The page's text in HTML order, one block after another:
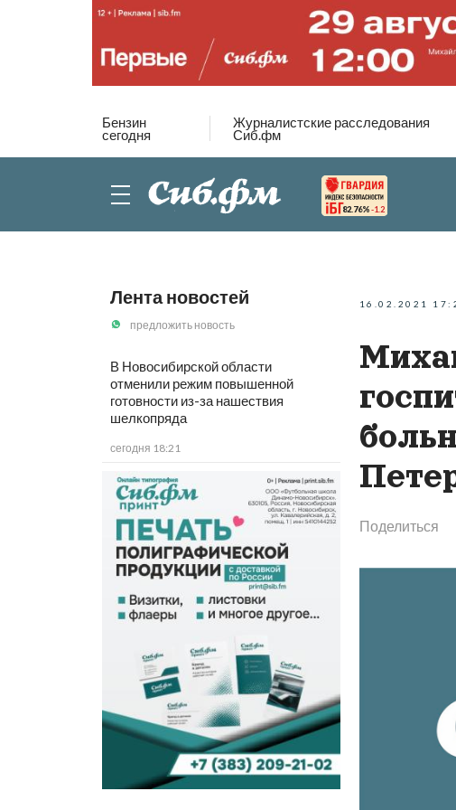
Бензин
сегодня
Журналистские расследования
Сиб.фм
82.76% -1.2
Лента новостей
предложить новость
В Новосибирской области
отменили режим повышенной
готовности из-за нашествия
шелкопряда
сегодня 18:21
16.02.2021
Поделиться